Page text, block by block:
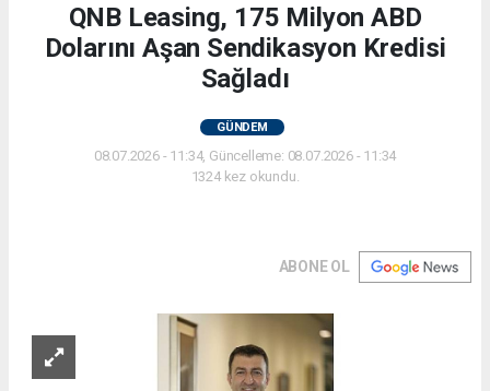
QNB Leasing, 175 Milyon ABD
Dolarını Aşan Sendikasyon Kredisi
Sağladı
GÜNDEM
08.07.2026 - 11:34, Güncelleme: 08.07.2026 - 11:34
1324 kez okundu.
ABONE OL